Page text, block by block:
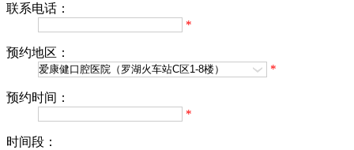
联系电话：
*
预约地区：
*
预约时间：
*
时间段：